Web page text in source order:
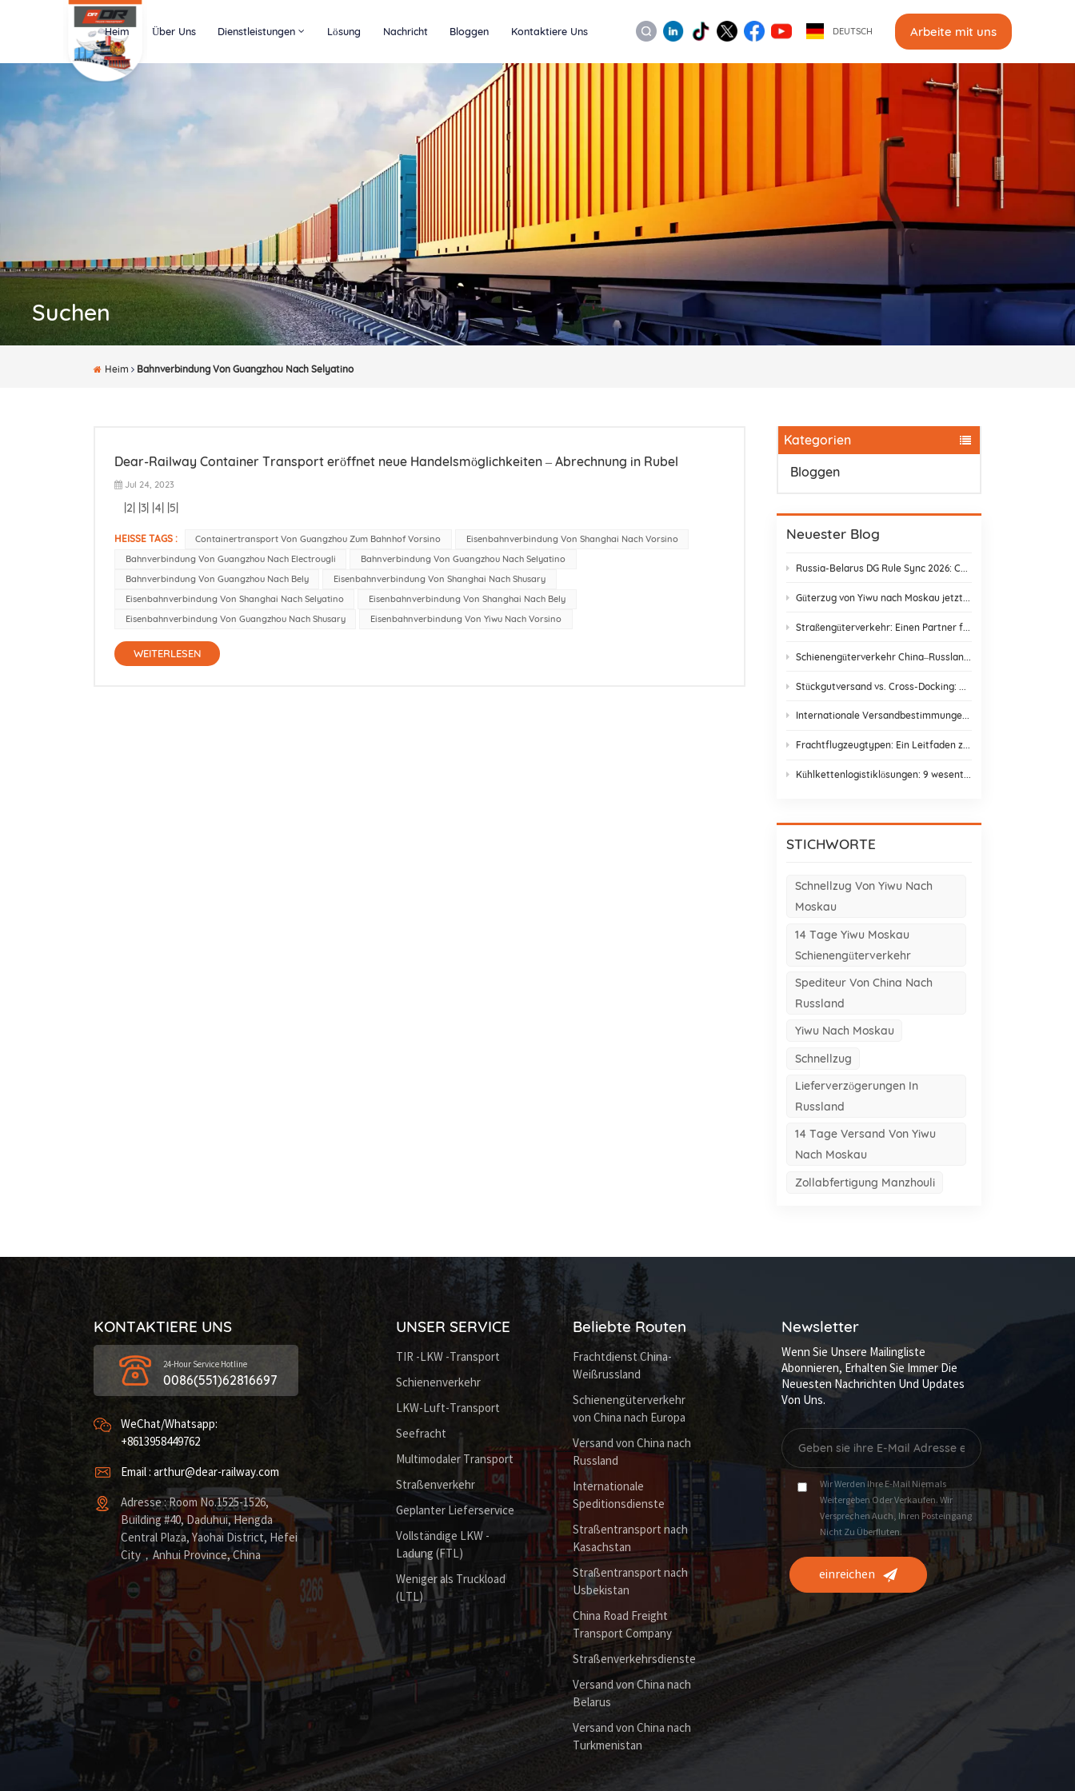
Heim Über Uns Dienstleistungen Lösung Nachricht Bloggen Kontaktiere Uns DEUTSCH Arbeite mit uns
Suchen
Heim Bahnverbindung Von Guangzhou Nach Selyatino
Kategorien
Bloggen
Neuester Blog
Internationale Versandbestimmungen & E-Commerce-Konformität | DR Trans
Frachtflugzeugtypen: Ein Leitfaden zu Frachtflugzeugvarianten für den Asien-Europa-Handel
Kühlkettenlogistiklösungen: 9 wesentliche Elemente und Gestaltungsstrategien
STICHWORTE
Schnellzug Von Yiwu Nach
Moskau
14 Tage Yiwu Moskau
Schienengüterverkehr
Spediteur Von China Nach
Russland
Yiwu Nach Moskau
Schnellzug
Lieferverzögerungen In
Russland
14 Tage Versand Von Yiwu
Nach Moskau
Zollabfertigung Manzhouli
Dear-Railway Container Transport eröffnet neue Handelsmöglichkeiten – Abrechnung in Rubel
Jul 24, 2023
|2| |3| |4| |5|
HEISSE TAGS : Containertransport Von Guangzhou Zum Bahnhof Vorsino
Eisenbahnverbindung Von Shanghai Nach Vorsino
Bahnverbindung Von Guangzhou Nach Electrougli
Bahnverbindung Von Guangzhou Nach Selyatino
Bahnverbindung Von Guangzhou Nach Bely
Eisenbahnverbindung Von Shanghai Nach Shusary
Eisenbahnverbindung Von Shanghai Nach Selyatino
Eisenbahnverbindung Von Shanghai Nach Bely
Eisenbahnverbindung Von Guangzhou Nach Shusary
Eisenbahnverbindung Von Yiwu Nach Vorsino
WEITERLESEN
KONTAKTIERE UNS
24-Hour Service Hotline
0086(551)62816697
WeChat/Whatsapp:
+8613958449762
Email : arthur@dear-railway.com
Adresse : Room No.1525-1526,
Building #40, Daduhui, Hengda
Central Plaza, Yaohai District, Hefei
City，Anhui Province, China
UNSER SERVICE
TIR -LKW -Transport
Schienenverkehr
LKW-Luft-Transport
Seefracht
Multimodaler Transport
Straßenverkehr
Geplanter Lieferservice
Vollständige LKW -
Ladung (FTL)
Weniger als Truckload
(LTL)
Beliebte Routen
Frachtdienst China-
Weißrussland
Schienengüterverkehr
von China nach Europa
Versand von China nach
Russland
Internationale
Speditionsdienste
Straßentransport nach
Kasachstan
Straßentransport nach
Usbekistan
China Road Freight
Transport Company
Straßenverkehrsdienste
Versand von China nach
Belarus
Versand von China nach
Turkmenistan
Newsletter
Wenn Sie Unsere Mailingliste
Abonnieren, Erhalten Sie Immer Die
Neuesten Nachrichten Und Updates
Von Uns.
Wir Werden Ihre E-Mail Niemals
Weitergeben Oder Verkaufen. Wir
Versprechen Auch, Ihren Posteingang
Nicht Zu Überfluten.
einreichen